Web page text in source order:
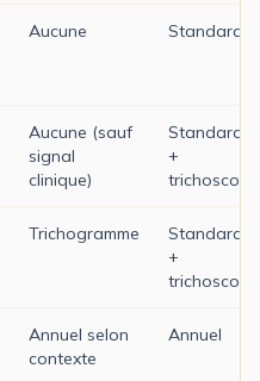
Aucune
Aucune (sauf
signal
clinique)
+
Trichogramme
+
Annuel selon
contexte
Annuel